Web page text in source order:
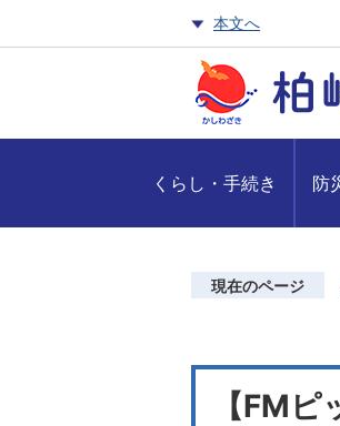
本文へ
くらし・手続き 防
現在のページ
【FM